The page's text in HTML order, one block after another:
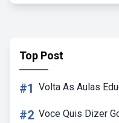
Top Post
#1 Volta As Aulas
#2 Voce Quis Dizer